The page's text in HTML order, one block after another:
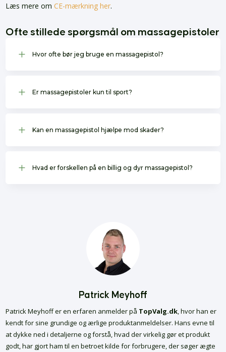
Læs mere omCE-mærkning her.
Ofte stillede spørgsmål om massagepistoler
L Hvor ofte bør jeg bruge en massagepistol?
L Er massagepistoler kun til sport?
L Kan en massagepistol hjælpe mod skader?
L Hvad er forskellen på en billig og dyr massagepistol?
Patrick Meyhoff
Patrick Meyhoff er en erfaren anmelder på TopValg.dk , hvor han er
kendt for sine grundige og ærlige produktanmeldelser. Hans evne til
at dykke ned i detaljerne og forstå, hvad der virkelig gør et produkt
godt, har gjort ham til en betroet kilde for forbrugere, der søger ægte